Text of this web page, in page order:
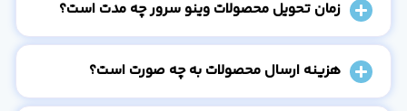
زمان تحویل محصولات وینو سرور چه مدت است؟
هزینه ارسال محصولات به چه صورت است؟